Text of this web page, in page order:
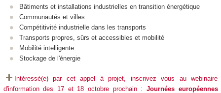
Bâtiments et installations industrielles en transition énergétique
Communautés et villes
Compétitivité industrielle dans les transports
Transports propres, sûrs et accessibles et mobilité
Mobilité intelligente
Stockage de l'énergie
Intéressé(e) par cet appel à projet, inscrivez vous au webinaire
d'information des 17 et 18 octobre prochain : Journées européennes